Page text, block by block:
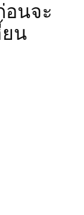
อนจะ
น